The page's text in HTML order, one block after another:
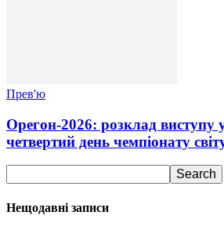
Прев'ю
Орегон-2026: розклад виступу
четвертий день чемпіонату
Нещодавні записи